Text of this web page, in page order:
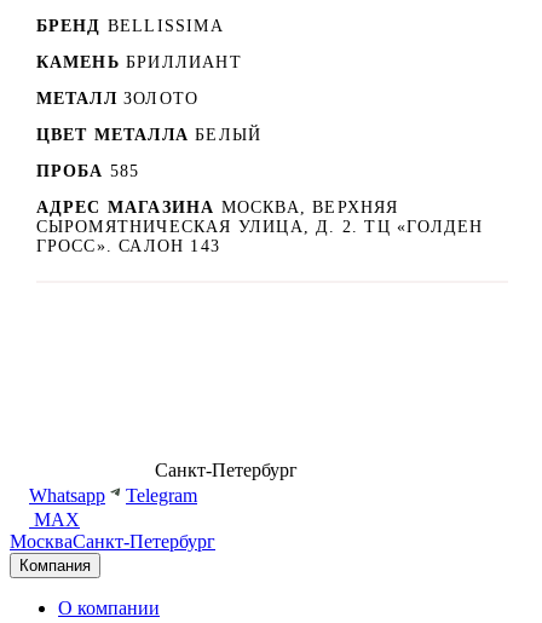
БРЕНД BELLISSIMA
КАМЕНЬ БРИЛЛИАНТ
МЕТАЛЛ ЗОЛОТО
ЦВЕТ МЕТАЛЛА БЕЛЫЙ
ПРОБА 585
АДРЕС МАГАЗИНА МОСКВА, ВЕРХНЯЯ
СЫРОМЯТНИЧЕСКАЯ УЛИЦА, Д. 2. ТЦ «ГОЛДЕН
ГРОСС». САЛОН 143
Санкт-Петербург
Whatsapp
Telegram
MAX
МоскваСанкт-Петербург
Компания
О компании